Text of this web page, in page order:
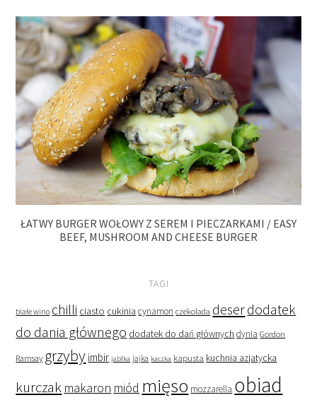
ŁATWY BURGER WOŁOWY Z SEREM I PIECZARKAMI / EASY
BEEF, MUSHROOM AND CHEESE BURGER
TAGI
białe wino chilli ciasto cukinia cynamon czekolada deserdodatek
do dania głównego dodatek do dań głównych dynia Gordon
Ramsay grzyby imbir jabłka jajka kaczka kapusta kuchnia azjatycka
kurczak makaron miód mięso mozzarella obiad